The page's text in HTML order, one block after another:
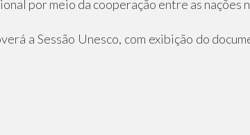
por meio da cooperação entre as nações
a Sessão Unesco, com exibição do